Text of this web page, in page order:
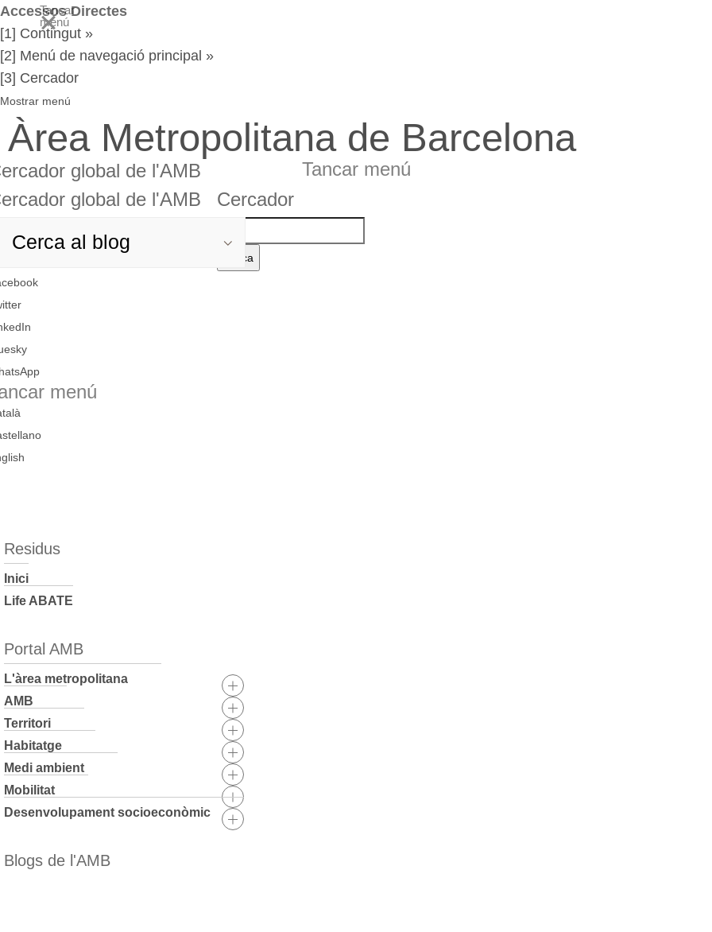
Accessos Directes
[1] Contingut »
[2] Menú de navegació principal »
[3] Cercador
Mostrar menú
Àrea Metropolitana de Barcelona
Tancar menú
global de l'AMB
global de l'AMB
Cercador
Cerca
menú
Tancar
menú
Residus
Inici
Life ABATE
Portal AMB
L'àrea metropolitana
AMB
Territori
Habitatge
Medi ambient
Mobilitat
Desenvolupament socioeconòmic
Blogs de l'AMB